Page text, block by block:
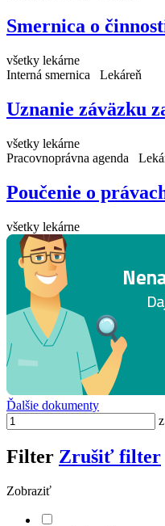
Smernica o
všetky lekárne
Interná smernica Lekáreň
Uznanie záväzku
všetky lekárne
Pracovnoprávna agenda
Poučenie o
všetky lekárne
Ďalšie dokumenty
z
Filter Zrušiť filter
Zobraziť